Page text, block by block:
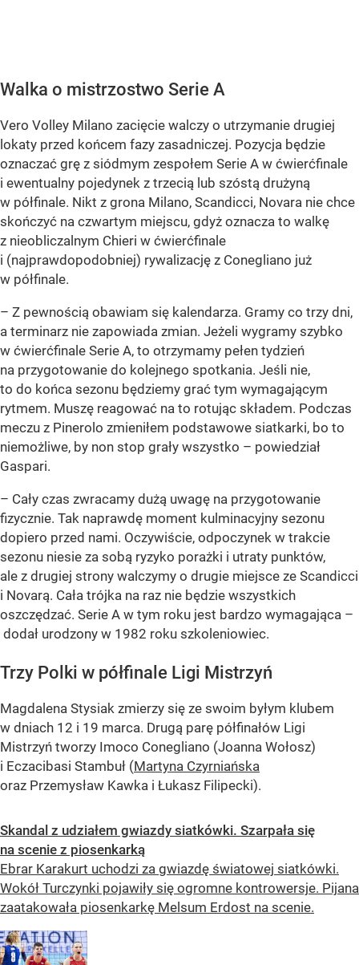
Walka o mistrzostwo Serie A
Vero Volley Milano zacięcie walczy o utrzymanie drugiej
lokaty przed końcem fazy zasadniczej. Pozycja będzie
oznaczać grę z siódmym zespołem Serie A w ćwierćfinale
i ewentualny pojedynek z trzecią lub szóstą drużyną
w półfinale. Nikt z grona Milano, Scandicci, Novara nie chce
skończyć na czwartym miejscu, gdyż oznacza to walkę
z nieobliczalnym Chieri w ćwierćfinale
i (najprawdopodobniej) rywalizację z Conegliano już
w półfinale.
– Z pewnością obawiam się kalendarza. Gramy co trzy dni,
a terminarz nie zapowiada zmian. Jeżeli wygramy szybko
w ćwierćfinale Serie A, to otrzymamy pełen tydzień
na przygotowanie do kolejnego spotkania. Jeśli nie,
to do końca sezonu będziemy grać tym wymagającym
rytmem. Muszę reagować na to rotując składem. Podczas
meczu z Pinerolo zmieniłem podstawowe siatkarki, bo to
niemożliwe, by non stop grały wszystko – powiedział
Gaspari.
– Cały czas zwracamy dużą uwagę na przygotowanie
fizycznie. Tak naprawdę moment kulminacyjny sezonu
dopiero przed nami. Oczywiście, odpoczynek w trakcie
sezonu niesie za sobą ryzyko porażki i utraty punktów,
ale z drugiej strony walczymy o drugie miejsce ze Scandicci
i Novarą. Cała trójka na raz nie będzie wszystkich
oszczędzać. Serie A w tym roku jest bardzo wymagająca –
dodał urodzony w 1982 roku szkoleniowiec.
Trzy Polki w półfinale Ligi Mistrzyń
Magdalena Stysiak zmierzy się ze swoim byłym klubem
w dniach 12 i 19 marca. Drugą parę półfinałów Ligi
Mistrzyń tworzy Imoco Conegliano (Joanna Wołosz)
i Eczacibasi Stambuł (Martyna Czyrniańska
oraz Przemysław Kawka i Łukasz Filipecki).
Skandal z udziałem gwiazdy siatkówki. Szarpała się
na scenie z piosenkarką
Ebrar Karakurt uchodzi za gwiazdę światowej siatkówki.
Wokół Turczynki pojawiły się ogromne kontrowersje. Pijana
zaatakowała piosenkarkę Melsum Erdost na scenie.